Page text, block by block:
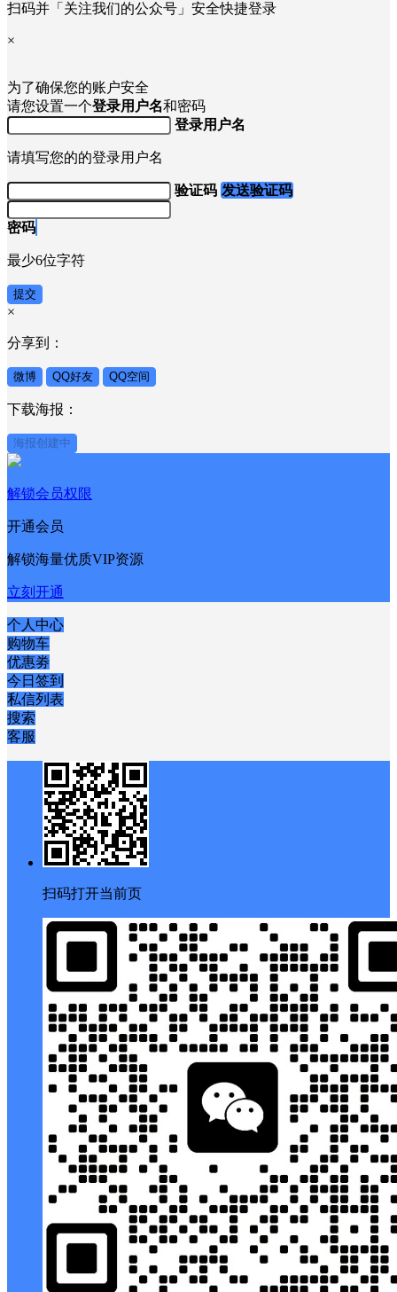
扫码并「关注我们的公众号」安全快捷登录
×
为了确保您的账户安全
请您设置一个登录用户名和密码
登录用户名
请填写您的的登录用户名
验证码 发送验证码
密码
最少6位字符
提交
×
分享到：
微博 QQ好友 QQ空间
下载海报：
海报创建中
解锁会员权限
开通会员
解锁海量优质VIP资源
立刻开通
个人中心
购物车
优惠劵
今日签到
私信列表
搜索
客服
扫码打开当前页